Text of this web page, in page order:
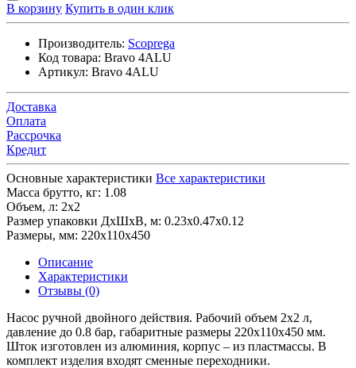
В корзину Купить в один клик
Производитель: Scoprega
Код товара: Bravo 4ALU
Артикул: Bravo 4ALU
Доставка
Оплата
Рассрочка
Кредит
Основные характеристики Все характеристики
Масса брутто, кг: 1.08
Объем, л: 2х2
Размер упаковки ДхШхВ, м: 0.23x0.47x0.12
Размеры, мм: 220х110х450
Описание
Характеристики
Отзывы (0)
Насос ручной двойного действия. Рабочий объем 2х2 л,
давление до 0.8 бар, габаритные размеры 220х110х450 мм.
Шток изготовлен из алюминия, корпус – из пластмассы. В
комплект изделия входят сменные переходники.